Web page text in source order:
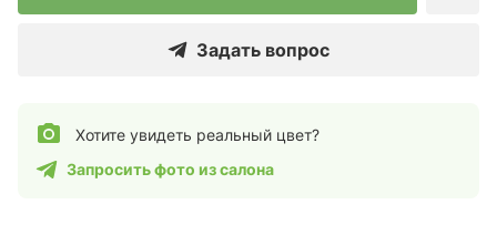
Задать вопрос
Хотите увидеть реальный цвет?
Запросить фото из салона